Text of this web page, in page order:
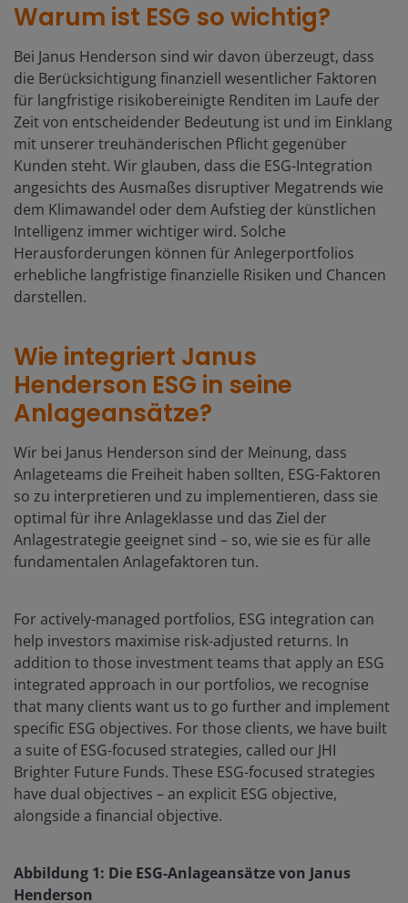
Warum ist ESG so wichtig?
Bei Janus Henderson sind wir davon überzeugt, dass
die Berücksichtigung finanziell wesentlicher Faktoren
für langfristige risikobereinigte Renditen im Laufe der
Zeit von entscheidender Bedeutung ist und im Einklang
mit unserer treuhänderischen Pflicht gegenüber
Kunden steht. Wir glauben, dass die ESG-Integration
angesichts des Ausmaßes disruptiver Megatrends wie
dem Klimawandel oder dem Aufstieg der künstlichen
Intelligenz immer wichtiger wird. Solche
Herausforderungen können für Anlegerportfolios
erhebliche langfristige finanzielle Risiken und Chancen
darstellen.
Wie integriert Janus
Henderson ESG in seine
Anlageansätze?
Wir bei Janus Henderson sind der Meinung, dass
Anlageteams die Freiheit haben sollten, ESG-Faktoren
so zu interpretieren und zu implementieren, dass sie
optimal für ihre Anlageklasse und das Ziel der
Anlagestrategie geeignet sind – so, wie sie es für alle
fundamentalen Anlagefaktoren tun.
For actively-managed portfolios, ESG integration can
help investors maximise risk-adjusted returns. In
addition to those investment teams that apply an ESG
integrated approach in our portfolios, we recognise
that many clients want us to go further and implement
specific ESG objectives. For those clients, we have built
a suite of ESG-focused strategies, called our JHI
Brighter Future Funds. These ESG-focused strategies
have dual objectives – an explicit ESG objective,
alongside a financial objective.
Abbildung 1: Die ESG-Anlageansätze von Janus
Henderson